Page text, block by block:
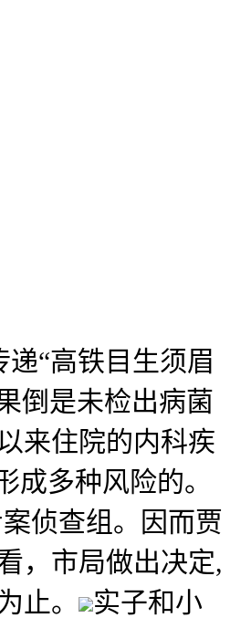
递“高铁目生须眉
倒是未检出病菌
来住院的内科疾
多种风险的。
侦查组。因而贾
，市局做出决定,
止。
实子和小